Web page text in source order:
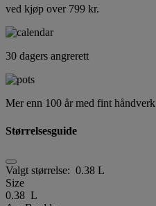
ved kjøp over 799 kr.
30 dagers angrerett
Mer enn 100 år med fint håndverk
Størrelsesguide
Valgt størrelse: 0.38 L
Size
0.38 L